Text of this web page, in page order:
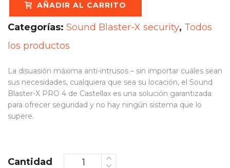
AÑADIR AL CARRITO
Categorías: Sound Blaster-X security, Todos
los productos
La disuasión máxima anti-intrusos – sin importar cuáles sean
sus necesidades, cualquiera que sea su locación, el Sound
Blaster-X PRO 4 de Castellax es una solución garantizada
para ofrecer seguridad y no hay ningún sistema que lo
supere.
Cantidad